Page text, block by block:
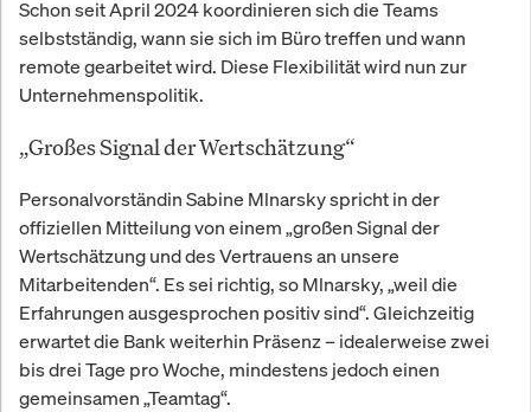
Schon seit April 2024 koordinieren sich die Teams
selbstständig, wann sie sich im Büro treffen und wann
remote gearbeitet wird. Diese Flexibilität wird nun zur
Unternehmenspolitik.
„Großes Signal der Wertschätzung“
Personalvorständin Sabine Mlnarsky spricht in der
offiziellen Mitteilung von einem „großen Signal der
Wertschätzung und des Vertrauens an unsere
Mitarbeitenden“. Es sei richtig, so Mlnarsky, „weil die
Erfahrungen ausgesprochen positiv sind“. Gleichzeitig
erwartet die Bank weiterhin Präsenz – idealerweise zwei
bis drei Tage pro Woche, mindestens jedoch einen
gemeinsamen „Teamtag“.